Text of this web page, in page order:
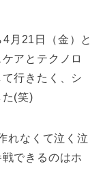
月21日（金）と
アとテクノロ
行きたく、シ
(笑)
れなくて泣く泣
できるのはホ